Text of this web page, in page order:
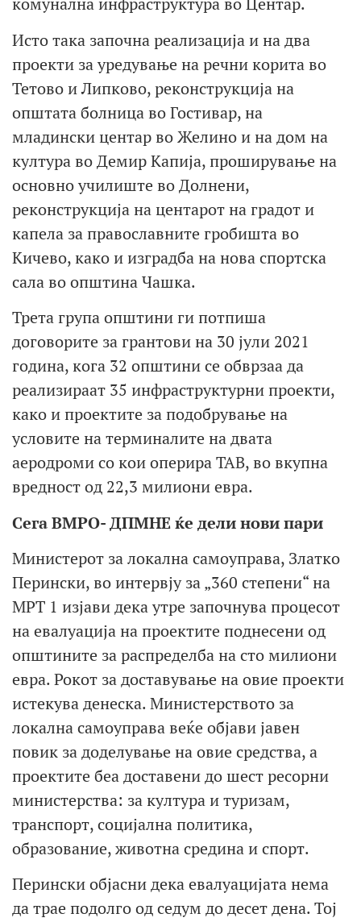
Исто така започна реализација и на два
проекти за уредување на речни корита во
Тетово и Липково, реконструкција на
општата болница во Гостивар, на
младински центар во Желино и на дом на
култура во Демир Капија, проширување на
основно училиште во Долнени,
реконструкција на центарот на градот и
капела за православните гробишта во
Кичево, како и изградба на нова спортска
сала во општина Чашка.
Трета група општини ги потпиша
договорите за грантови на 30 јули 2021
година, кога 32 општини се обврзаа да
реализираат 35 инфраструктурни проекти,
како и проектите за подобрување на
условите на терминалите на двата
аеродроми со кои оперира ТАВ, во вкупна
вредност од 22,3 милиони евра.
Сега ВМРО- ДПМНЕ ќе дели нови пари
Министерот за локална самоуправа, Златко
Перински, во интервју за „360 степени“ на
МРТ 1 изјави дека утре започнува процесот
на евалуација на проектите поднесени од
општините за распределба на сто милиони
евра. Рокот за доставување на овие проекти
истекува денеска. Министерството за
локална самоуправа веќе објави јавен
повик за доделување на овие средства, а
проектите беа доставени до шест ресорни
министерства: за култура и туризам,
транспорт, социјална политика,
образование, животна средина и спорт.
Перински објасни дека евалуацијата нема
да трае подолго од седум до десет дена. Тој